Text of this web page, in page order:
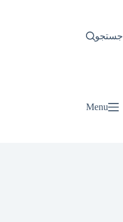
جستجو
Menu